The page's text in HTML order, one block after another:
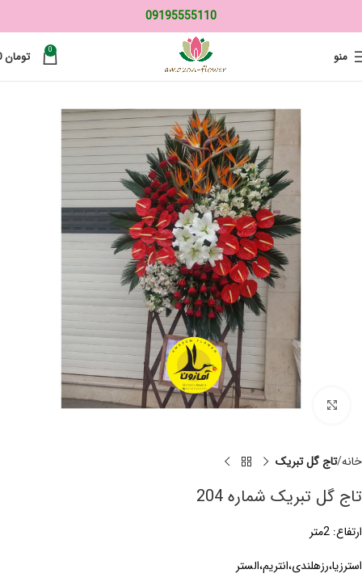
09195555110
منو 0 تومان0
برای بزرگنمایی کلیک کنید
خانه تاج گل تبریک
تاج گل تبریک شماره 204
ارتفاع: 2متر
استرزیا،رزهلندی،انتریم،الستر